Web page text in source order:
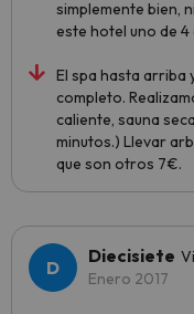
simplemente bien,
este hotel uno de 4
El spa hasta arriba
completo.
caliente, sauna
minutos.) Llevar
que son otros 7€.
Diecisiete
Enero 2017